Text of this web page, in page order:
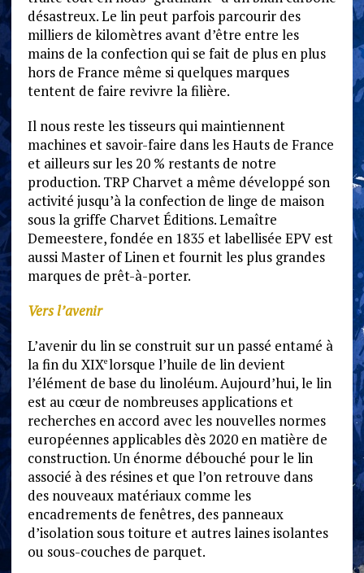
désastreux. Le lin peut parfois parcourir des
milliers de kilomètres avant d’être entre les
mains de la confection qui se fait de plus en plus
hors de France même si quelques marques
tentent de faire revivre la filière.
Il nous reste les tisseurs qui maintiennent
machines et savoir-faire dans les Hauts de France
et ailleurs sur les 20 % restants de notre
production. TRP Charvet a même développé son
activité jusqu’à la confection de linge de maison
sous la griffe Charvet Éditions. Lemaître
Demeestere, fondée en 1835 et labellisée EPV est
aussi Master of Linen et fournit les plus grandes
marques de prêt-à-porter.
Vers l’avenir
L’avenir du lin se construit sur un passé entamé à
la fin du XIXelorsque l’huile de lin devient
l’élément de base du linoléum. Aujourd’hui, le lin
est au cœur de nombreuses applications et
recherches en accord avec les nouvelles normes
européennes applicables dès 2020 en matière de
construction. Un énorme débouché pour le lin
associé à des résines et que l’on retrouve dans
des nouveaux matériaux comme les
encadrements de fenêtres, des panneaux
d’isolation sous toiture et autres laines isolantes
ou sous-couches de parquet.